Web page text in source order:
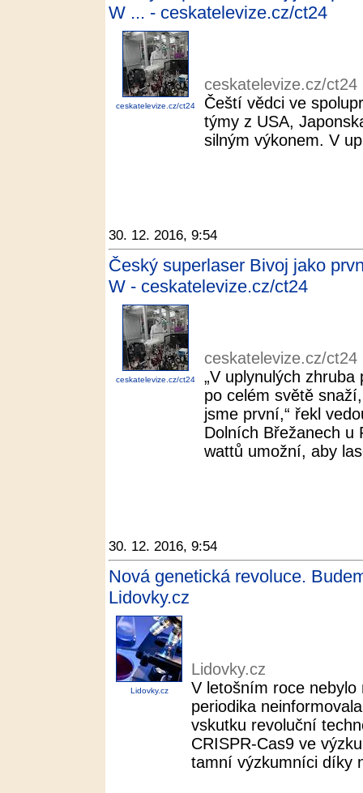
W ... - ceskatelevize.cz/ct24
ceskatelevize.cz/ct24
ceskatelevize.cz/ct24
Čeští vědci ve
týmy z USA,
silným výkonem. V
30. 12. 2016, 9:54
Český superlaser Bivoj jako
W - ceskatelevize.cz/ct24
ceskatelevize.cz/ct24
ceskatelevize.cz/ct24
„V uplynulých
po celém světě
jsme první,“ řekl
Dolních Břežanech u
wattů umožní, aby
30. 12. 2016, 9:54
Nová genetická revoluce.
Lidovky.cz
Lidovky.cz
Lidovky.cz
V letošním roce
periodika
vskutku revoluční
CRISPR-Cas9 ve
tamní výzkumníci díky